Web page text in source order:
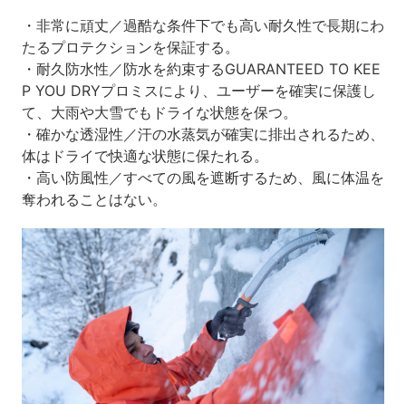
・非常に頑丈／過酷な条件下でも高い耐久性で長期にわ
たるプロテクションを保証する。
・耐久防水性／防水を約束するGUARANTEED TO KEE
P YOU DRYプロミスにより、ユーザーを確実に保護し
て、大雨や大雪でもドライな状態を保つ。
・確かな透湿性／汗の水蒸気が確実に排出されるため、
体はドライで快適な状態に保たれる。
・高い防風性／すべての風を遮断するため、風に体温を
奪われることはない。